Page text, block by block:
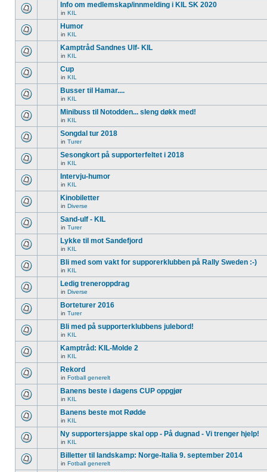
Info om medlemskap/innmelding i KIL SK 2020
in KIL
Humor
in KIL
Kamptråd Sandnes Ulf- KIL
in KIL
Cup
in KIL
Busser til Hamar....
in KIL
Minibuss til Notodden... sleng døkk med!
in KIL
Songdal tur 2018
in Turer
Sesongkort på supporterfeltet i 2018
in KIL
Intervju-humor
in KIL
Kinobiletter
in Diverse
Sand-ulf - KIL
in Turer
Lykke til mot Sandefjord
in KIL
Bli med som vakt for supporerklubben på Rally Sweden :-)
in KIL
Ledig treneroppdrag
in Diverse
Borteturer 2016
in Turer
Bli med på supporterklubbens julebord!
in KIL
Kamptråd: KIL-Molde 2
in KIL
Rekord
in Fotball generelt
Banens beste i dagens CUP oppgjør
in KIL
Banens beste mot Rødde
in KIL
Ny supportersjappe skal opp - På dugnad - Vi trenger hjelp!
in KIL
Billetter til landskamp: Norge-Italia 9. september 2014
in Fotball generelt